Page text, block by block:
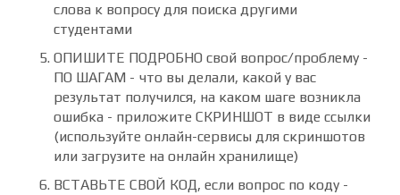
слова к вопросу для поиска другими
студентами
ОПИШИТЕ ПОДРОБНО свой вопрос/проблему -
ПО ШАГАМ - что вы делали, какой у вас
результат получился, на каком шаге возникла
ошибка - приложите СКРИНШОТ в виде ссылки
(используйте онлайн-сервисы для скриншотов
или загрузите на онлайн хранилище)
ВСТАВЬТЕ СВОЙ КОД, если вопрос по коду -